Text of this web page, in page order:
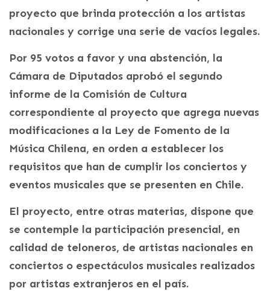
proyecto que brinda protección a los artistas
nacionales y corrige una serie de vacíos legales.
Por 95 votos a favor y una abstención, la
Cámara de Diputados aprobó el segundo
informe de la Comisión de Cultura
correspondiente al proyecto que agrega nuevas
modificaciones a la Ley de Fomento de la
Música Chilena, en orden a establecer los
requisitos que han de cumplir los conciertos y
eventos musicales que se presenten en Chile.
El proyecto, entre otras materias, dispone que
se contemple la participación presencial, en
calidad de teloneros, de artistas nacionales en
conciertos o espectáculos musicales realizados
por artistas extranjeros en el país.